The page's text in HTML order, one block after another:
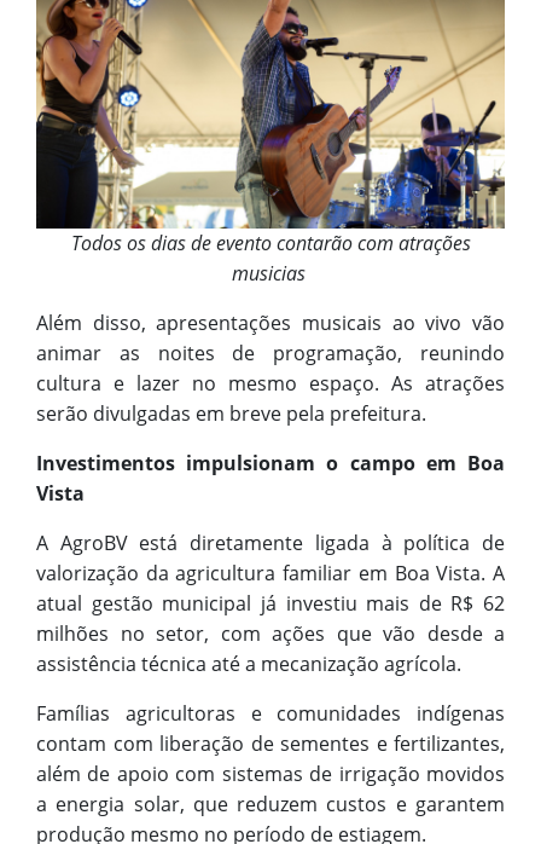
Todos os dias de evento contarão com atrações
musicias
Além disso, apresentações musicais ao vivo vão
animar as noites de programação, reunindo
cultura e lazer no mesmo espaço. As atrações
serão divulgadas em breve pela prefeitura.
Investimentos impulsionam o campo em Boa
Vista
A AgroBV está diretamente ligada à política de
valorização da agricultura familiar em Boa Vista. A
atual gestão municipal já investiu mais de R$ 62
milhões no setor, com ações que vão desde a
assistência técnica até a mecanização agrícola.
Famílias agricultoras e comunidades indígenas
contam com liberação de sementes e fertilizantes,
além de apoio com sistemas de irrigação movidos
a energia solar, que reduzem custos e garantem
produção mesmo no período de estiagem.